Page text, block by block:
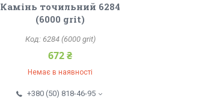
Камінь точильний 6284
(6000 grit)
6284 (6000 grit)
672 ₴
Немає в наявності
+380 (50) 818-46-95